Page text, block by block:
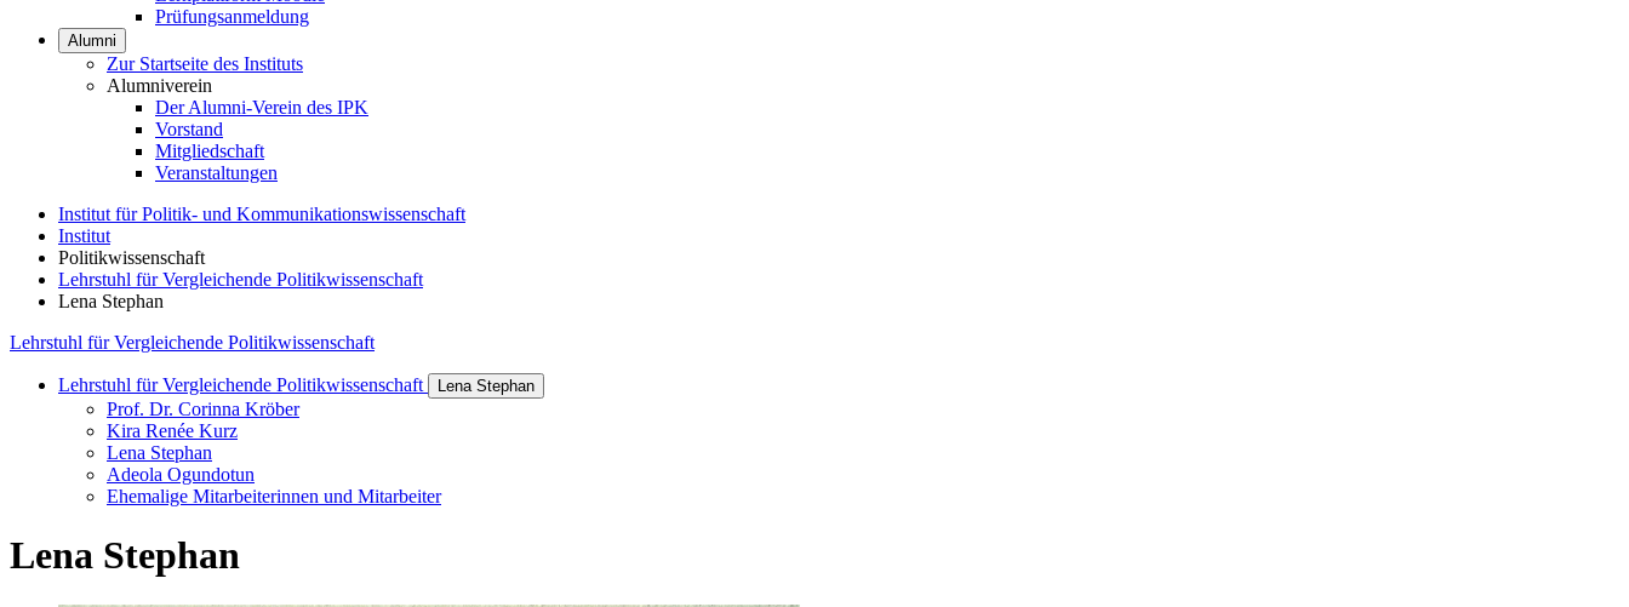
Prüfungsanmeldung
Alumni
Zur Startseite des Instituts
Alumniverein
Der Alumni-Verein des IPK
Vorstand
Mitgliedschaft
Veranstaltungen
Institut für Politik- und Kommunikationswissenschaft
Institut
Politikwissenschaft
Lehrstuhl für Vergleichende Politikwissenschaft
Lena Stephan
Lehrstuhl für Vergleichende Politikwissenschaft
Lehrstuhl für Vergleichende Politikwissenschaft Lena Stephan
Prof. Dr. Corinna Kröber
Kira Renée Kurz
Lena Stephan
Adeola Ogundotun
Ehemalige Mitarbeiterinnen und Mitarbeiter
Lena Stephan